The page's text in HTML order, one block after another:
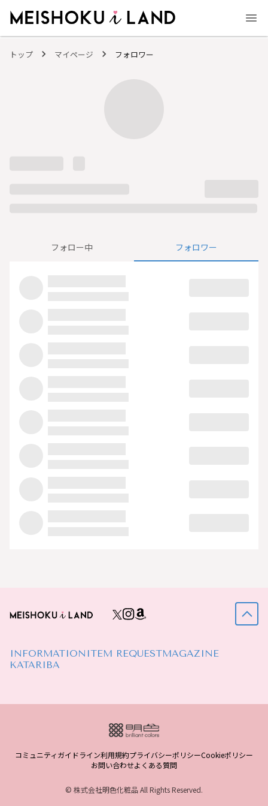
トップ マイページ フォロワー
フォロー中 フォロワー
INFORMATION ITEM REQUESTMAGAZINE
KATARIBA
コミュニティガイドライン利用規約プライバシーポリシーCookieポリシー
お問い合わせよくある質問
© 株式会社明色化粧品 All Rights Reserved.